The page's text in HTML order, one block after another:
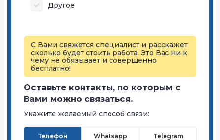
Другое
С Вами свяжется специалист и расскажет
сколько будет стоить работа. Это Вас ни к
чему не обязывает и совершенно
бесплатно!
Оставьте контакты, по которым с
Вами можно связаться.
Укажите желаемый способ связи:
Телефон Whatsapp Telegram